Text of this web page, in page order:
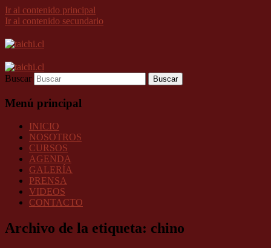
Ir al contenido principal
Ir al contenido secundario
Buscar
Menú principal
INICIO
NOSOTROS
CURSOS
AGENDA
GALERÍA
PRENSA
VIDEOS
CONTACTO
Archivo de la etiqueta: chino